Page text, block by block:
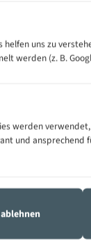
300
500
4/6
4/5
helfen uns zu
werden (z. B.
werden
und ansprechend